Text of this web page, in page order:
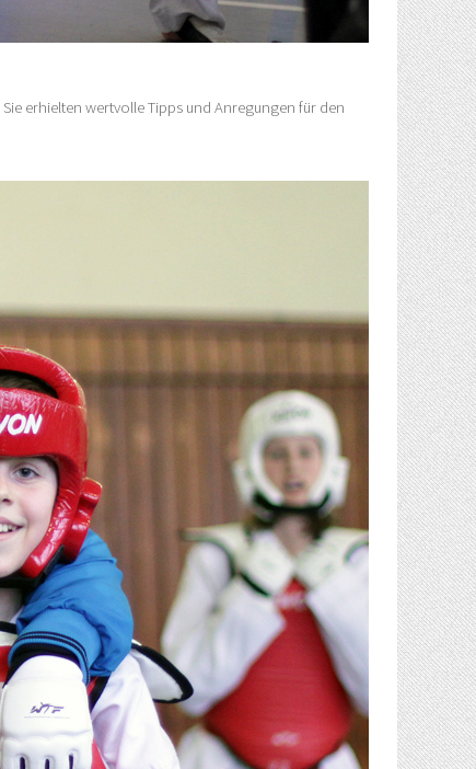
erhielten wertvolle Tipps und Anregungen für den